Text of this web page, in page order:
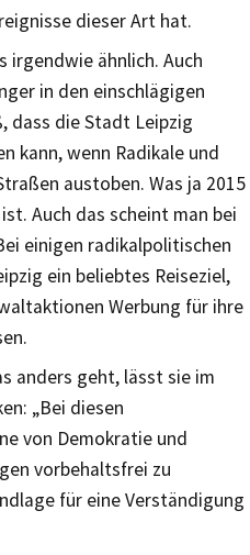
dieser Art hat.
irgendwie ähnlich. Auch
in den einschlägigen
dass die Stadt Leipzig
kann, wenn Radikale und
austoben. Was ja 2015
Auch das scheint man bei
einigen radikalpolitischen
ein beliebtes Reiseziel,
Werbung für ihre
anders geht, lässt sie im
„Bei diesen
von Demokratie und
vorbehaltsfrei zu
für eine Verständigung